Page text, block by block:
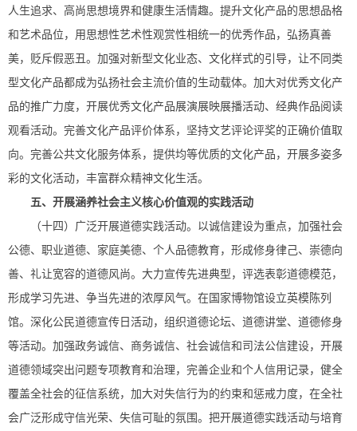
人生追求、高尚思想境界和健康生活情趣。提升文化产品的思想品格
和艺术品位，用思想性艺术性观赏性相统一的优秀作品，弘扬真善
美，贬斥假恶丑。加强对新型文化业态、文化样式的引导，让不同类
型文化产品都成为弘扬社会主流价值的生动载体。加大对优秀文化产
品的推广力度，开展优秀文化产品展演展映展播活动、经典作品阅读
观看活动。完善文化产品评价体系，坚持文艺评论评奖的正确价值取
向。完善公共文化服务体系，提供均等优质的文化产品，开展多姿多
彩的文化活动，丰富群众精神文化生活。
五、开展涵养社会主义核心价值观的实践活动
（十四）广泛开展道德实践活动。以诚信建设为重点，加强社会
公德、职业道德、家庭美德、个人品德教育，形成修身律己、崇德向
善、礼让宽容的道德风尚。大力宣传先进典型，评选表彰道德模范，
形成学习先进、争当先进的浓厚风气。在国家博物馆设立英模陈列
馆。深化公民道德宣传日活动，组织道德论坛、道德讲堂、道德修身
等活动。加强政务诚信、商务诚信、社会诚信和司法公信建设，开展
道德领域突出问题专项教育和治理，完善企业和个人信用记录，健全
覆盖全社会的征信系统，加大对失信行为的约束和惩戒力度，在全社
会广泛形成守信光荣、失信可耻的氛围。把开展道德实践活动与培育